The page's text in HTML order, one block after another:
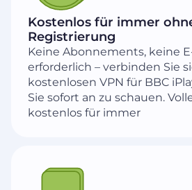
Kostenlos für immer
Registrierung
Keine Abonnements, keine
erforderlich – verbinden Sie
kostenlosen VPN für BBC
Sie sofort an zu schauen.
kostenlos für immer